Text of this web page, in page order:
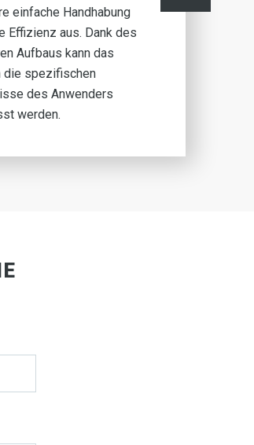
einfache Handhabung
Effizienz aus. Dank des
Aufbaus kann das
die spezifischen
des Anwenders
werden.